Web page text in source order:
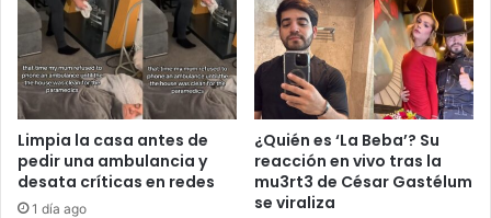
Limpia la casa antes de
pedir una ambulancia y
desata críticas en redes
1 día ago
¿Quién es ‘La Beba’? Su
reacción en vivo tras la
mu3rt3 de César Gastélum
se viraliza